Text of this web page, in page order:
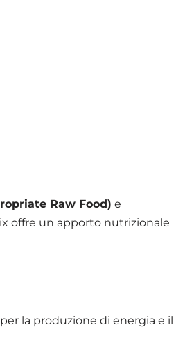
Raw Food) e
offre un apporto nutrizionale
per la produzione di energia e il